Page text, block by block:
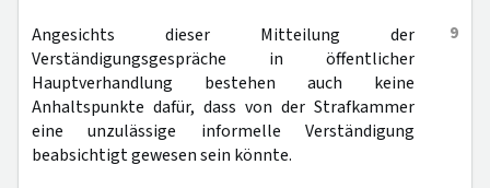
9
Angesichts dieser Mitteilung der
Verständigungsgespräche in öffentlicher
Hauptverhandlung bestehen auch keine
Anhaltspunkte dafür, dass von der Strafkammer
eine unzulässige informelle Verständigung
beabsichtigt gewesen sein könnte.